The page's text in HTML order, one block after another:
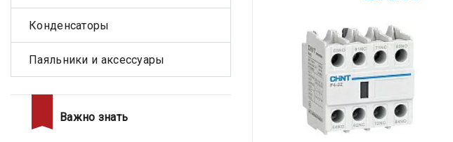
Конденсаторы
Паяльники и аксессуары
Важно знать